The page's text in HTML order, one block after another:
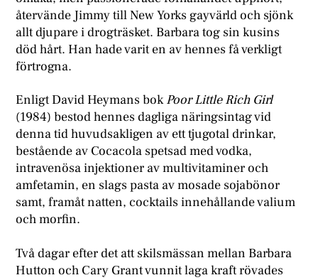
återvände Jimmy till New Yorks gayvärld och sjönk
allt djupare i drogträsket. Barbara tog sin kusins
död hårt. Han hade varit en av hennes få verkligt
förtrogna.
Enligt David Heymans bokPoor Little Rich Girl
(1984) bestod hennes dagliga näringsintag vid
denna tid huvudsakligen av ett tjugotal drinkar,
bestående av Cocacola spetsad med vodka,
intravenösa injektioner av multivitaminer och
amfetamin, en slags pasta av mosade sojabönor
samt, framåt natten, cocktails innehållande valium
och morfin.
Två dagar efter det att skilsmässan mellan Barbara
Hutton och Cary Grant vunnit laga kraft rövades